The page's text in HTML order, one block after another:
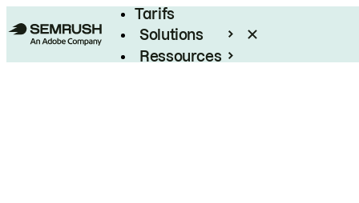
Tarifs
Solutions
Ressources